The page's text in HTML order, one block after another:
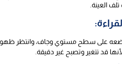
العينة.